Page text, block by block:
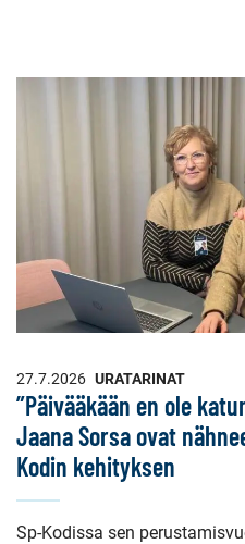
27.7.2026 URATARINAT
”Päivääkään en ole
Jaana Sorsa ovat
Kodin kehityksen
Sp-Kodissa sen